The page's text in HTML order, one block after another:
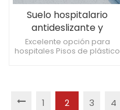
Suelo hospitalario
antideslizante y
respetuoso con el
medio ambiente, su
Excelente opción para
hospitales Pisos de plástico
pacientes
1 2 3 4